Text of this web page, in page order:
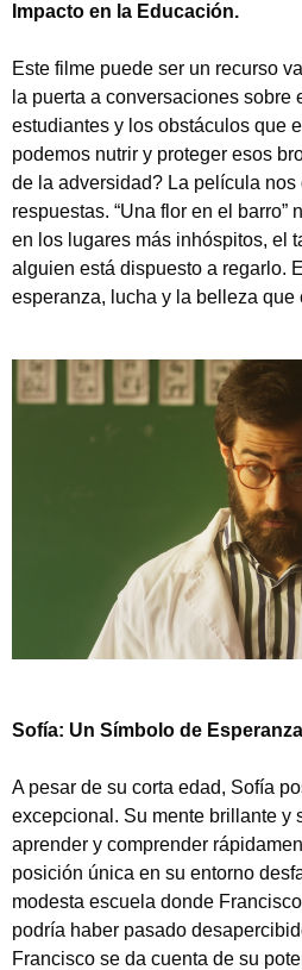
Impacto en la Educación.
Este filme puede ser un recurso
la puerta a conversaciones sobre
estudiantes y los obstáculos que
podemos nutrir y proteger esos
de la adversidad? La película nos
respuestas. “Una flor en el barro”
en los lugares más inhóspitos, el
alguien está dispuesto a regarlo.
esperanza, lucha y la belleza que
Sofía: Un Símbolo de
A pesar de su corta edad, Sofía
excepcional. Su mente brillante y
aprender y comprender
posición única en su entorno
modesta escuela donde
podría haber pasado
Francisco se da cuenta de su